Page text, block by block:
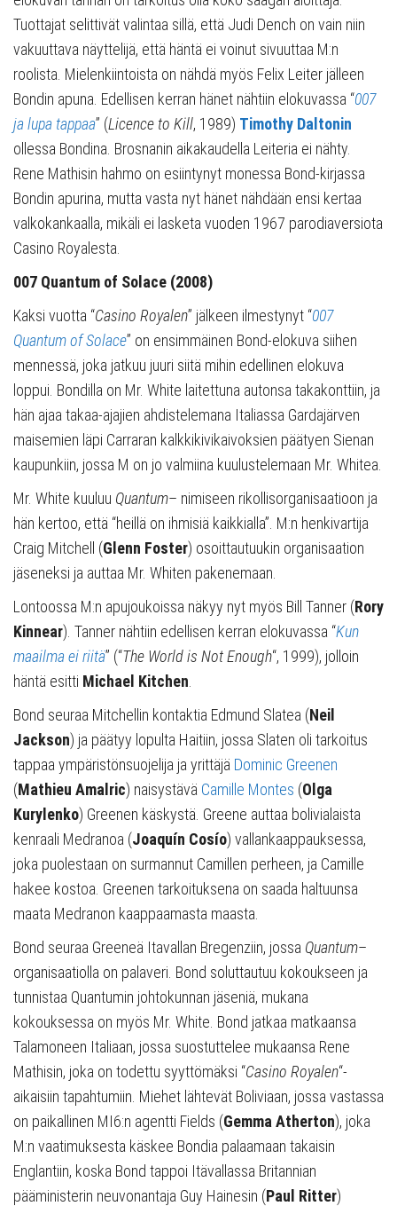
Tuottajat selittivät valintaa sillä, että Judi Dench on vain niin
vakuuttava näyttelijä, että häntä ei voinut sivuuttaa M:n
roolista. Mielenkiintoista on nähdä myös Felix Leiter jälleen
Bondin apuna. Edellisen kerran hänet nähtiin elokuvassa “007
ja lupa tappaa” (Licence to Kill, 1989) Timothy Daltonin
ollessa Bondina. Brosnanin aikakaudella Leiteria ei nähty.
Rene Mathisin hahmo on esiintynyt monessa Bond-kirjassa
Bondin apurina, mutta vasta nyt hänet nähdään ensi kertaa
valkokankaalla, mikäli ei lasketa vuoden 1967 parodiaversiota
Casino Royalesta.
007 Quantum of Solace (2008)
Kaksi vuotta “Casino Royalen” jälkeen ilmestynyt “007
Quantum of Solace” on ensimmäinen Bond-elokuva siihen
mennessä, joka jatkuu juuri siitä mihin edellinen elokuva
loppui. Bondilla on Mr. White laitettuna autonsa takakonttiin, ja
hän ajaa takaa-ajajien ahdistelemana Italiassa Gardajärven
maisemien läpi Carraran kalkkikivikaivoksien päätyen Sienan
kaupunkiin, jossa M on jo valmiina kuulustelemaan Mr. Whitea.
Mr. White kuuluu Quantum– nimiseen rikollisorganisaatioon ja
hän kertoo, että “heillä on ihmisiä kaikkialla”. M:n henkivartija
Craig Mitchell (Glenn Foster) osoittautuukin organisaation
jäseneksi ja auttaa Mr. Whiten pakenemaan.
Lontoossa M:n apujoukoissa näkyy nyt myös Bill Tanner (Rory
Kinnear). Tanner nähtiin edellisen kerran elokuvassa “Kun
maailma ei riitä” (“The World is Not Enough“, 1999), jolloin
häntä esitti Michael Kitchen
Bond seuraa Mitchellin kontaktia Edmund Slatea (Neil
Jackson) ja päätyy lopulta Haitiin, jossa Slaten oli tarkoitus
tappaa ympäristönsuojelija ja yrittäjä Dominic Greenen
(Mathieu Amalric) naisystävä Camille Montes (Olga
Kurylenko) Greenen käskystä. Greene auttaa bolivialaista
kenraali Medranoa (Joaquín Cosío) vallankaappauksessa,
joka puolestaan on surmannut Camillen perheen, ja Camille
hakee kostoa. Greenen tarkoituksena on saada haltuunsa
maata Medranon kaappaamasta maasta.
Bond seuraa Greeneä Itavallan Bregenziin, jossa Quantum–
organisaatiolla on palaveri. Bond soluttautuu kokoukseen ja
tunnistaa Quantumin johtokunnan jäseniä, mukana
kokouksessa on myös Mr. White. Bond jatkaa matkaansa
Talamoneen Italiaan, jossa suostuttelee mukaansa Rene
Mathisin, joka on todettu syyttömäksi “Casino Royalen“-
aikaisiin tapahtumiin. Miehet lähtevät Boliviaan, jossa vastassa
on paikallinen MI6:n agentti Fields (Gemma Atherton), joka
M:n vaatimuksesta käskee Bondia palaamaan takaisin
Englantiin, koska Bond tappoi Itävallassa Britannian
pääministerin neuvonantaja Guy Hainesin (Paul Ritter)